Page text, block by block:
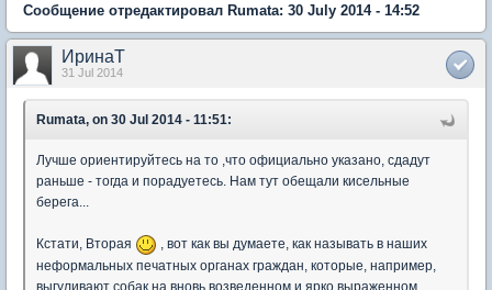
Сообщение отредактировал Rumata: 30 July 2014 - 14:52
ИринаТ
31 Jul 2014
Rumata, on 30 Jul 2014 - 11:51:
Лучше ориентируйтесь на то ,что официально указано, сдадут
раньше - тогда и порадуетесь. Нам тут обещали кисельные
берега...
Кстати, Вторая
, вот как вы думаете, как называть в наших
неформальных печатных органах граждан, которые, например,
выгуливают собак на вновь возведенном и ярко выраженном